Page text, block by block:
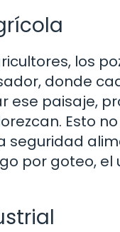
los
donde
ese paisaje,
Esto
seguridad
por goteo,